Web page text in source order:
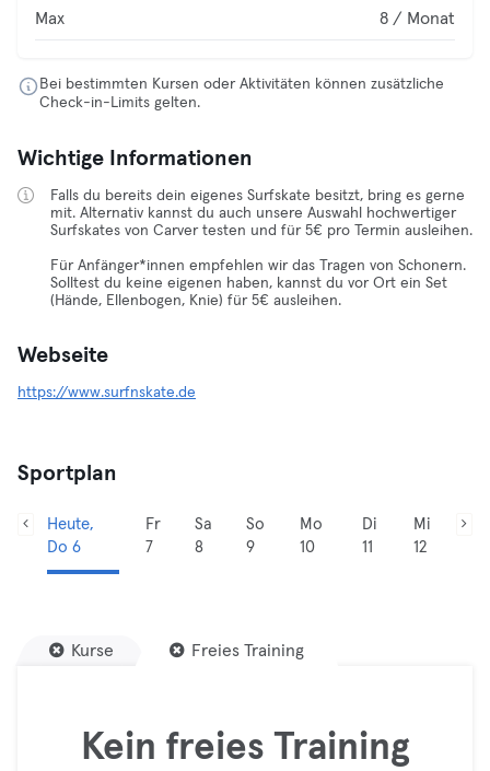
Max 8 / Monat
Bei bestimmten Kursen oder Aktivitäten können zusätzliche
Check-in-Limits gelten.
Wichtige Informationen
Falls du bereits dein eigenes Surfskate besitzt, bring es gerne
mit. Alternativ kannst du auch unsere Auswahl hochwertiger
Surfskates von Carver testen und für 5€ pro Termin ausleihen.
Für Anfänger*innen empfehlen wir das Tragen von Schonern.
Solltest du keine eigenen haben, kannst du vor Ort ein Set
(Hände, Ellenbogen, Knie) für 5€ ausleihen.
Webseite
https://www.surfnskate.de
Sportplan
Heute,
Do 6
Fr
7
Sa
8
So
9
Mo
10
Di
11
Mi
12
Kurse Freies Training
Kein freies Training